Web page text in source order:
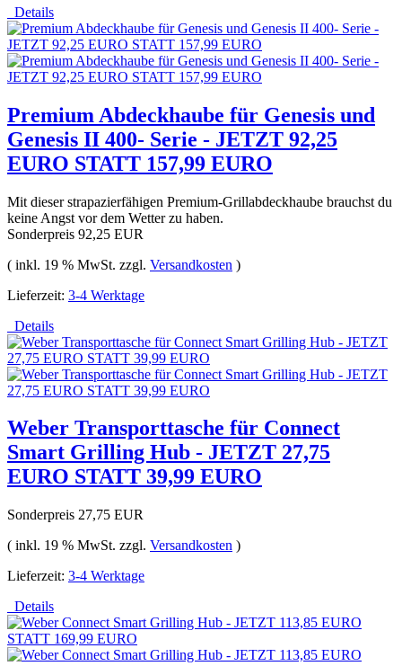
Details
Premium Abdeckhaube für Genesis und
Genesis II 400- Serie - JETZT 92,25
EURO STATT 157,99 EURO
Mit dieser strapazierfähigen Premium-Grillabdeckhaube brauchst du
keine Angst vor dem Wetter zu haben.
Sonderpreis 92,25 EUR
( inkl. 19 % MwSt. zzgl. Versandkosten )
Lieferzeit: 3-4 Werktage
Details
Weber Transporttasche für Connect
Smart Grilling Hub - JETZT 27,75
EURO STATT 39,99 EURO
Sonderpreis 27,75 EUR
( inkl. 19 % MwSt. zzgl. Versandkosten )
Lieferzeit: 3-4 Werktage
Details